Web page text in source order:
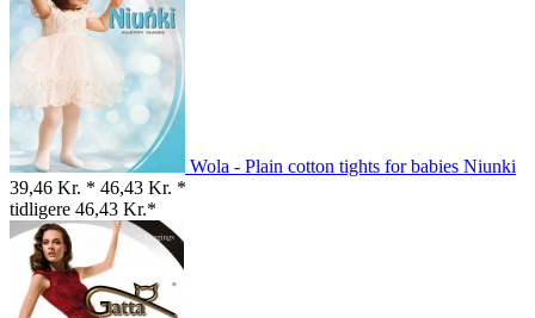
Wola - Plain cotton tights for babies Niunki
39,46 Kr. * 46,43 Kr. *
tidligere 46,43 Kr.*